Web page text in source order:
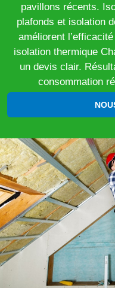
pavillons récents.
plafonds et isolation
améliorent
isolation thermique
un devis clair.
consommation